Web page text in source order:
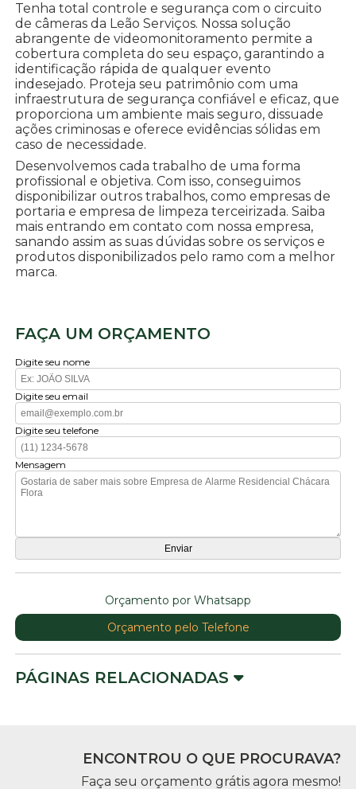
Tenha total controle e segurança com o circuito
de câmeras da Leão Serviços. Nossa solução
abrangente de videomonitoramento permite a
cobertura completa do seu espaço, garantindo a
identificação rápida de qualquer evento
indesejado. Proteja seu patrimônio com uma
infraestrutura de segurança confiável e eficaz, que
proporciona um ambiente mais seguro, dissuade
ações criminosas e oferece evidências sólidas em
caso de necessidade.
Desenvolvemos cada trabalho de uma forma
profissional e objetiva. Com isso, conseguimos
disponibilizar outros trabalhos, como empresas de
portaria e empresa de limpeza terceirizada. Saiba
mais entrando em contato com nossa empresa,
sanando assim as suas dúvidas sobre os serviços e
produtos disponibilizados pelo ramo com a melhor
marca.
FAÇA UM ORÇAMENTO
Digite seu nome
Digite seu email
Digite seu telefone
Mensagem
Orçamento por Whatsapp
Orçamento pelo Telefone
PÁGINAS RELACIONADAS
ENCONTROU O QUE PROCURAVA?
Faça seu orçamento grátis agora mesmo!